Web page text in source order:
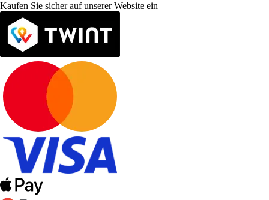
Kaufen Sie sicher auf unserer Website ein